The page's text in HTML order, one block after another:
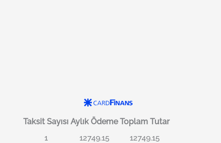
Taksit Sayısı Aylık Ödeme Toplam Tutar
1
12749.15 12749.15